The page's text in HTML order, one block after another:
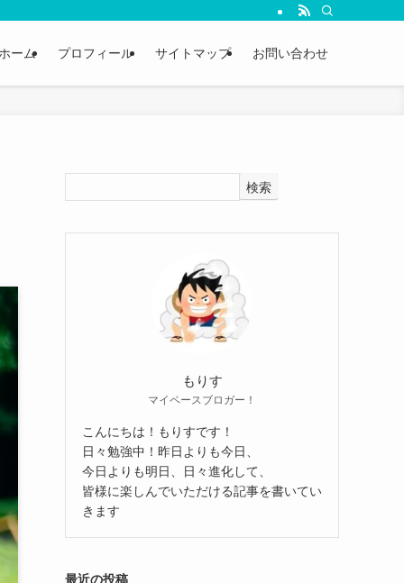
ホーム プロフィール サイトマップ お問い合わせ
検索
もりす
マイペースブロガー！
こんにちは！もりすです！
日々勉強中！昨日よりも今日、
今日よりも明日、日々進化して、
皆様に楽しんでいただける記事を書いてい
きます
最近の投稿